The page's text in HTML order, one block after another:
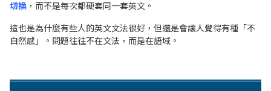
切換 ，而不是每次都硬套同一套英文。
這也是為什麼有些人的英文文法很好，但還是會讓人覺得有種「不
自然感」。問題往往不在文法，而是在語域。